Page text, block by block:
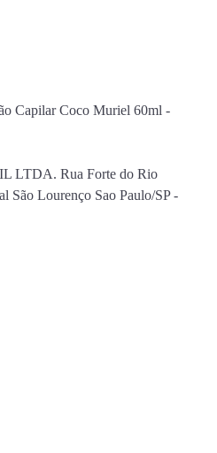
LTDA. Rua Forte do Rio
São Lourenço Sao Paulo/SP -